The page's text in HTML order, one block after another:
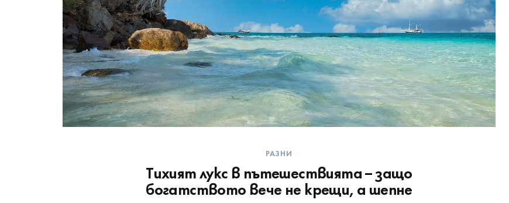
РАЗНИ
Тихият лукс в пътешествията – защо
богатството вече не крещи, а шепне